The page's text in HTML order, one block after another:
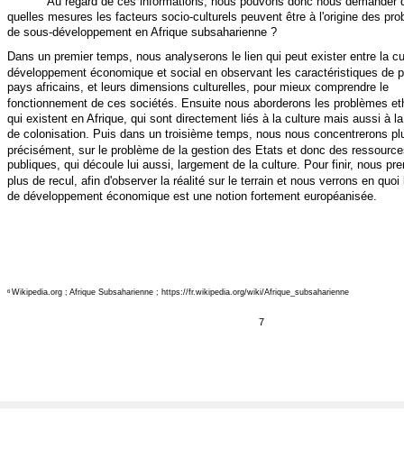
7
quelles mesures les facteurs socio-culturels peuvent être à l'origine des
de sous-développement en Afrique subsaharienne ?
Dans un premier temps, nous analyserons le lien qui peut exister entre la
développement économique et social en observant les caractéristiques de
pays africains, et leurs dimensions culturelles, pour mieux comprendre le
fonctionnement de ces sociétés. Ensuite nous aborderons les problèmes
qui existent en Afrique, qui sont directement liés à la culture mais aussi à
de colonisation. Puis dans un troisième temps, nous nous concentrerons
précisément, sur le problème de la gestion des Etats et donc des
publiques, qui découle lui aussi, largement de la culture. Pour finir, nous
plus de recul, afin d'observer la réalité sur le terrain et nous verrons en quoi
de développement économique est une notion fortement européanisée.
6 Wikipedia.org ; Afrique Subsaharienne ; https://fr.wikipedia.org/wiki/Afrique_subsaharienne